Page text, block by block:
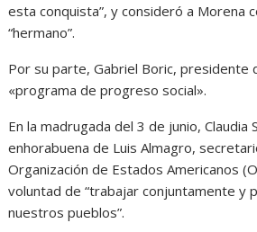
esta conquista”, y consideró a Morena
“hermano”.
Por su parte, Gabriel Boric, presidente
«programa de progreso social».
En la madrugada del 3 de junio, Claudia
enhorabuena de Luis Almagro,
Organización de Estados Americanos
voluntad de “trabajar conjuntamente y
nuestros pueblos”.